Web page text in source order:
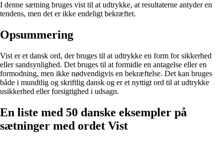
I denne sætning bruges vist til at udtrykke, at resultaterne antyder en
tendens, men det er ikke endeligt bekræftet.
Opsummering
Vist er et dansk ord, der bruges til at udtrykke en form for sikkerhed
eller sandsynlighed. Det bruges til at formidle en antagelse eller en
formodning, men ikke nødvendigvis en bekræftelse. Det kan bruges
både i mundtlig og skriftlig dansk og er et nyttigt ord til at udtrykke
usikkerhed eller forsigtighed i udsagn.
En liste med 50 danske eksempler på
sætninger med ordet Vist